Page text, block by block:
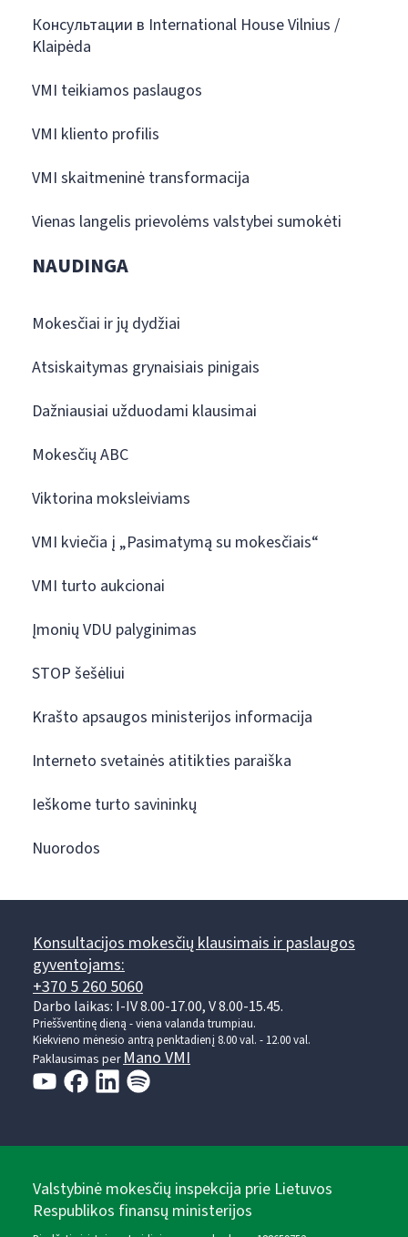
Консультации в International House Vilnius /
Klaipėda
VMI teikiamos paslaugos
VMI kliento profilis
VMI skaitmeninė transformacija
Vienas langelis prievolėms valstybei sumokėti
NAUDINGA
Mokesčiai ir jų dydžiai
Atsiskaitymas grynaisiais pinigais
Dažniausiai užduodami klausimai
Mokesčių ABC
Viktorina moksleiviams
VMI kviečia į „Pasimatymą su mokesčiais“
VMI turto aukcionai
Įmonių VDU palyginimas
STOP šešėliui
Krašto apsaugos ministerijos informacija
Interneto svetainės atitikties paraiška
Ieškome turto savininkų
Nuorodos
Konsultacijos mokesčių klausimais ir paslaugos
gyventojams:
+370 5 260 5060
Darbo laikas: I-IV 8.00-17.00, V 8.00-15.45.
Prieššventinę dieną - viena valanda trumpiau.
Kiekvieno mėnesio antrą penktadienį 8.00 val. - 12.00 val.
Paklausimas perMano VMI
Valstybinė mokesčių inspekcija prie Lietuvos
Respublikos finansų ministerijos